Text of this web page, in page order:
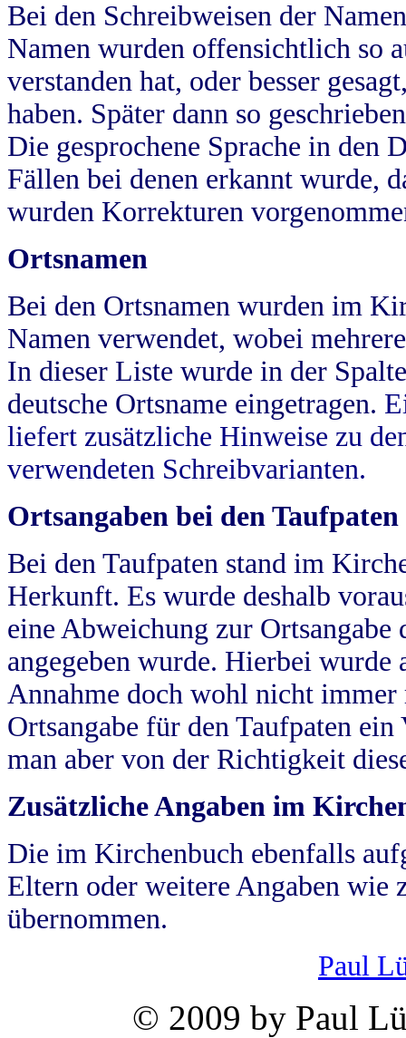
Bei den Schreibweisen der
Namen wurden offensichtlich so
verstanden hat, oder besser
haben. Später dann so
Die gesprochene Sprache in
Fällen bei denen erkannt wurde,
wurden Korrekturen
Ortsnamen
Bei den Ortsnamen wurden im
Namen verwendet, wobei
In dieser Liste wurde in der
deutsche Ortsname eingetragen.
liefert zusätzliche Hinweise zu
verwendeten Schreibvarianten.
Ortsangaben bei den Taufpaten
Bei den Taufpaten stand im
Herkunft. Es wurde deshalb
eine Abweichung zur
angegeben wurde. Hierbei wurde
Annahme doch wohl nicht
Ortsangabe für den Taufpaten
man aber von der Richtigkeit
Zusätzliche Angaben im
Die im Kirchenbuch ebenfalls
Eltern oder weitere Angaben wie
übernommen.
Paul
© 2009 by Paul